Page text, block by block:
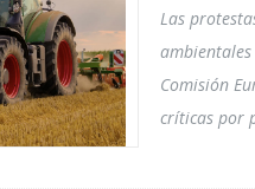
Las
Comisión
críticas por